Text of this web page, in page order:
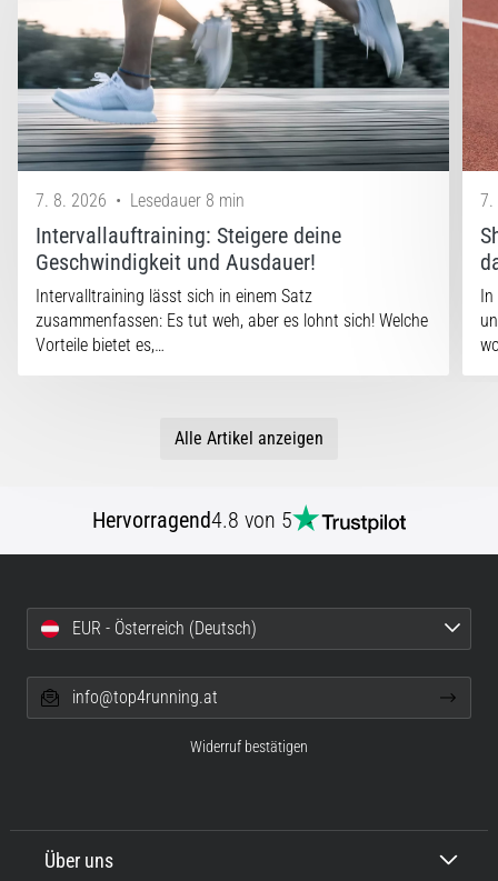
7. 8. 2026 • Lesedauer 8 min
Intervallauftraining: Steigere deine
Geschwindigkeit und Ausdauer!
Intervalltraining lässt sich in einem Satz
zusammenfassen: Es tut weh, aber es lohnt sich! Welche
Vorteile bietet es,…
7.
In
Alle Artikel anzeigen
Hervorragend4.8 von 5
Über uns
EUR - Österreich (Deutsch)
info@top4running.at
Widerruf bestätigen